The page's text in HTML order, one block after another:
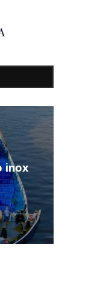
inox